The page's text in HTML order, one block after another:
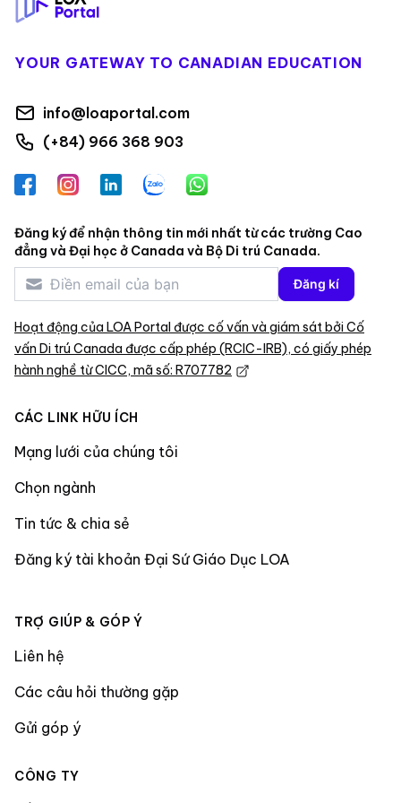
YOUR GATEWAY TO CANADIAN EDUCATION
info@loaportal.com
(+84) 966 368 903
FacebookInstagramLinkedInZalo WhatsApp
Đăng ký để nhận thông tin mới nhất từ các trường Cao
đẳng và Đại học ở Canada và Bộ Di trú Canada.
Đăng kí
Hoạt động của LOA Portal được cố vấn và giám sát bởi Cố
vấn Di trú Canada được cấp phép (RCIC-IRB), có giấy phép
hành nghề từ CICC, mã số: R707782
CÁC LINK HỮU ÍCH
Mạng lưới của chúng tôi
Chọn ngành
Tin tức & chia sẻ
Đăng ký tài khoản Đại Sứ Giáo Dục LOA
TRỢ GIÚP & GÓP Ý
Liên hệ
Các câu hỏi thường gặp
Gửi góp ý
CÔNG TY